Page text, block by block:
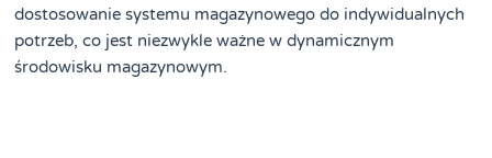
dostosowanie systemu magazynowego do indywidualnych
potrzeb, co jest niezwykle ważne w dynamicznym
środowisku magazynowym.